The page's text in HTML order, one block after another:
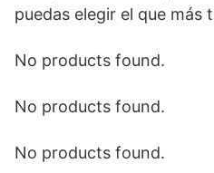
puedas elegir el que más
No products found.
No products found.
No products found.